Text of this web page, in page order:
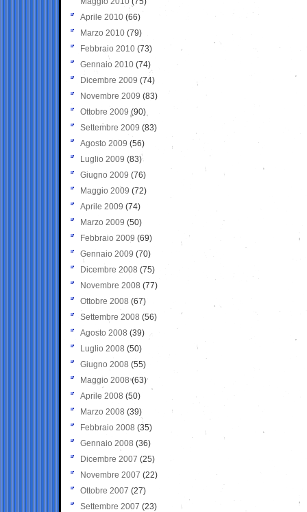
Aprile 2010 (66)
Marzo 2010 (79)
Febbraio 2010 (73)
Gennaio 2010 (74)
Dicembre 2009 (74)
Novembre 2009 (83)
Ottobre 2009 (90)
Settembre 2009 (83)
Agosto 2009 (56)
Luglio 2009 (83)
Giugno 2009 (76)
Maggio 2009 (72)
Aprile 2009 (74)
Marzo 2009 (50)
Febbraio 2009 (69)
Gennaio 2009 (70)
Dicembre 2008 (75)
Novembre 2008 (77)
Ottobre 2008 (67)
Settembre 2008 (56)
Agosto 2008 (39)
Luglio 2008 (50)
Giugno 2008 (55)
Maggio 2008(63)
Aprile 2008 (50)
Marzo 2008 (39)
Febbraio 2008 (35)
Gennaio 2008 (36)
Dicembre 2007 (25)
Novembre 2007 (22)
Ottobre 2007 (27)
Settembre 2007 (23)